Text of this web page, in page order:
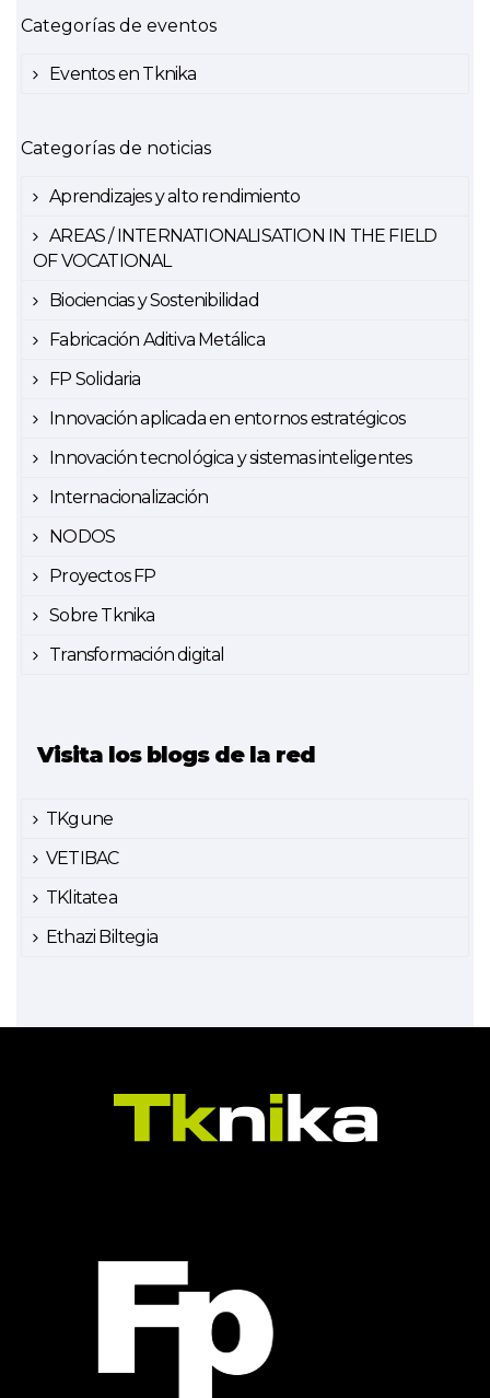
Categorías de eventos
Eventos en Tknika
Categorías de noticias
Aprendizajes y alto rendimiento
AREAS / INTERNATIONALISATION IN THE FIELD
OF VOCATIONAL
Biociencias y Sostenibilidad
Fabricación Aditiva Metálica
FP Solidaria
Innovación aplicada en entornos estratégicos
Innovación tecnológica y sistemas inteligentes
Internacionalización
NODOS
Proyectos FP
Sobre Tknika
Transformación digital
Visita los blogs de la red
TKgune
VETIBAC
TKlitatea
Ethazi Biltegia